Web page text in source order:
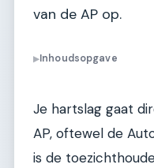
van de AP op.
▶Inhoudsopgave
Je hartslag gaat
AP, oftewel de
is de